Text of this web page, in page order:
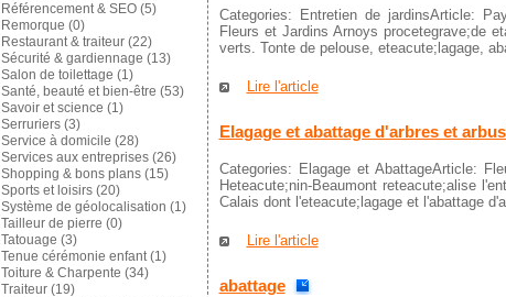
Référencement & SEO(5)
Remorque (0)
Restaurant & traiteur(22)
Sécurité & gardiennage (13)
Salon de toilettage (1)
Santé, beauté et bien-être (53)
Savoir et science (1)
Serruriers(3)
Service à domicile (28)
Services aux entreprises(26)
Shopping & bons plans(15)
Sports et loisirs(20)
Système de géolocalisation (1)
Tailleur de pierre (0)
Tatouage (3)
Tenue cérémonie enfant(1)
Toiture & Charpente (34)
Traiteur(19)
Categories: Entretien de jardinsArticle:
Fleurs et Jardins Arnoys procetegrave;de
verts. Tonte de pelouse, eteacute;lagage,
Lire l'article
Elagage et abattage d'arbres et
Categories: Elagage et AbattageArticle:
Heteacute;nin-Beaumont reteacute;alise
Calais dont l'eteacute;lagage et l'abattage
Lire l'article
abattage